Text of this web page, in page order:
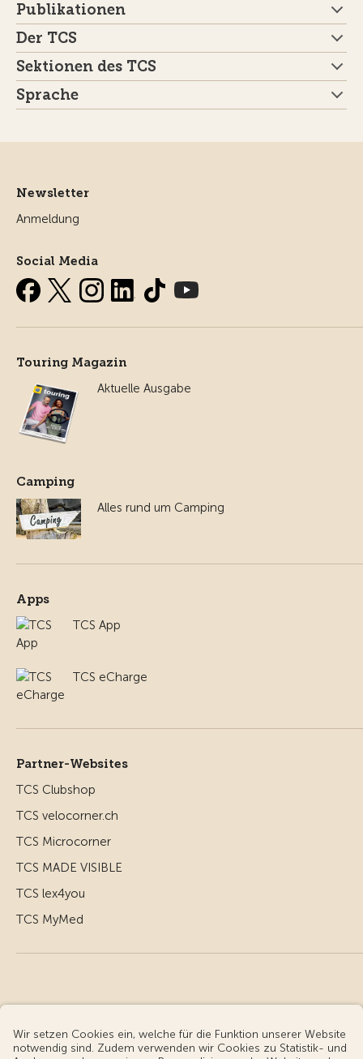
Publikationen
Der TCS
Sektionen des TCS
Sprache
Newsletter
Anmeldung
Social Media
Touring Magazin
Aktuelle Ausgabe
Camping
Alles rund um Camping
Apps
TCS App
TCS eCharge
Partner-Websites
TCS Clubshop
TCS velocorner.ch
TCS Microcorner
TCS MADE VISIBLE
TCS lex4you
TCS MyMed